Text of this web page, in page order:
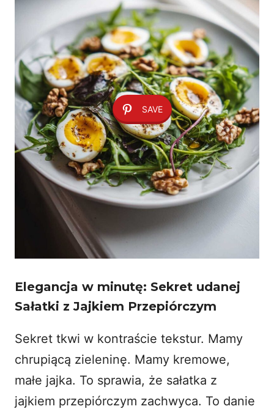
SAVE
Elegancja w minutę: Sekret udanej
Sałatki z Jajkiem Przepiórczym
Sekret tkwi w kontraście tekstur. Mamy
chrupiącą zieleninę. Mamy kremowe,
małe jajka. To sprawia, że sałatka z
jajkiem przepiórczym zachwyca. To danie